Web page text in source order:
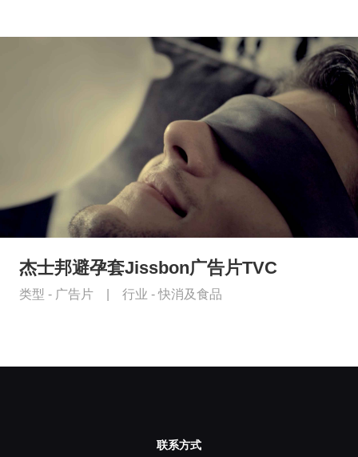
杰士邦避孕套Jissbon广告片TVC
类型 - 广告片 行业 -快消及食品
联系方式